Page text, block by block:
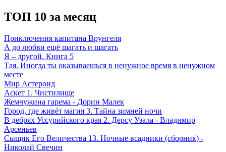
ТОП 10 за месяц
Приключения капитана Врунгеля
А до любви ещё шагать и шагать
Я – другой. Книга 5
Тая. Иногда ты оказываешься в ненужное время в ненужном
месте
Мир Астероид
Аскет 1. Чистилище
Жемчужина гарема - Дорин Малек
Город, где живёт магия 3. Тайна зимней ночи
В дебрях Уссурийского края 2. Дерсу Узала - Владимир
Арсеньев
Сыщик Его Величества 13. Ночные всадники (сборник) -
Николай Свечин